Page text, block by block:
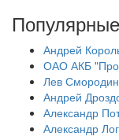
Андрей
ОАО АКБ
Лев
Андрей
Александр
Александр